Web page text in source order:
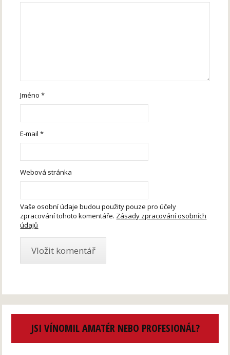
Jméno*
E-mail*
Webová stránka
Vaše osobní údaje budou použity pouze pro účely
zpracování tohoto komentáře. Zásady zpracování osobních
údajů
JSI VÍNOMIL AMATÉR NEBO PROFESIONÁL?